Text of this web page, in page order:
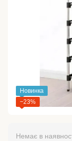
Новинка
−23%
Немає в